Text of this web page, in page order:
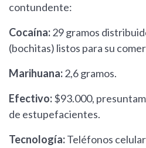
contundente:
Cocaína:29 gramos
(bochitas) listos para su
Marihuana:2,6 gramos.
Efectivo:$93.000,
de estupefacientes.
Tecnología:Teléfonos